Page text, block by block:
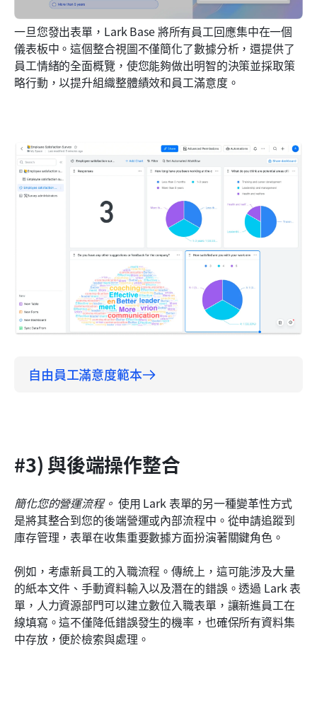
一旦您發出表單，Lark Base 將所有員工回應集中在一個
儀表板中。這個整合視圖不僅簡化了數據分析，還提供了
員工情緒的全面概覽，使您能夠做出明智的決策並採取策
略行動，以提升組織整體績效和員工滿意度。
自由員工滿意度範本
#3) 與後端操作整合
簡化您的營運流程。 使用 Lark 表單的另一種變革性方式
是將其整合到您的後端營運或內部流程中。從申請追蹤到
庫存管理，表單在收集重要數據方面扮演著關鍵角色。
例如，考慮新員工的入職流程。傳統上，這可能涉及大量
的紙本文件、手動資料輸入以及潛在的錯誤。透過 Lark 表
單，人力資源部門可以建立數位入職表單，讓新進員工在
線填寫。這不僅降低錯誤發生的機率，也確保所有資料集
中存放，便於檢索與處理。